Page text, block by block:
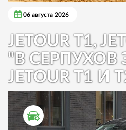
06 августа 2026
JETOUR T1,
"В СЕРПУХОВ
JETOUR T1 И
ТЕСТ ДРАЙВ